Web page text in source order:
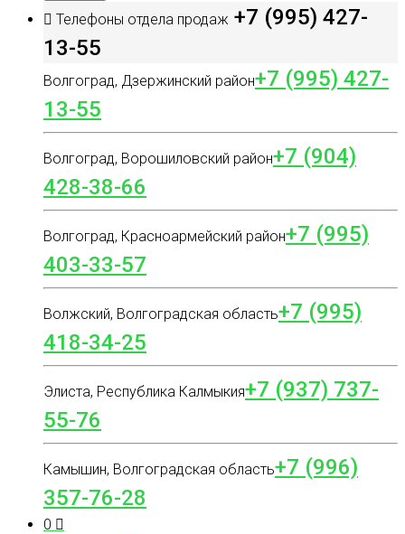
Телефоны отдела продаж +7 (995) 427-
13-55
Волгоград, Дзержинский район+7 (995) 427-
13-55
Волгоград, Ворошиловский район+7 (904)
428-38-66
Волгоград, Красноармейский район+7 (995)
403-33-57
Волжский, Волгоградская область+7 (995)
418-34-25
Элиста, Республика Калмыкия+7 (937) 737-
55-76
Камышин, Волгоградская область+7 (996)
357-76-28
0